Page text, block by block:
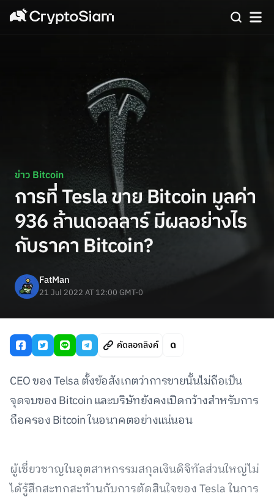
ข่าว Bitcoin
การที่ Tesla ขาย Bitcoin มูลค่า
936 ล้านดอลลาร์ มีผลอย่างไร
กับราคา Bitcoin?
FatMan
21 Jul 2022 AT 12:00 GMT-0
คัดลอกลิงค์
CEO ของ Telsa ตั้งข้อสังเกตว่าการขายนั้นไม่ถือเป็น
จุดจบของ Bitcoin และบริษัทยังคงเปิดกว้างสำหรับการ
ถือครอง Bitcoin ในอนาคตอย่างแน่นอน
ผู้เชี่ยวชาญในอุตสาหกรรมสกุลเงินดิจิทัลส่วนใหญ่ไม่
ได้รู้สึกสะทกสะท้านกับการตัดสินใจของ Tesla ในการ